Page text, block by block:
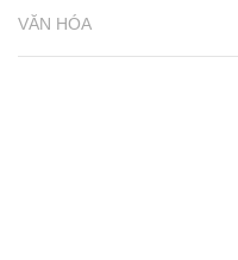
VĂN HÓA